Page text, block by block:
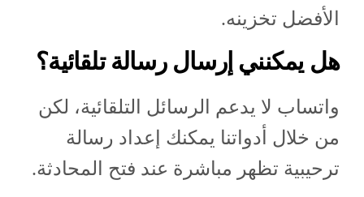
الأفضل تخزينه.
هل يمكنني إرسال رسالة تلقائية؟
واتساب لا يدعم الرسائل التلقائية، لكن
من خلال أدواتنا يمكنك إعداد رسالة
ترحيبية تظهر مباشرة عند فتح المحادثة.